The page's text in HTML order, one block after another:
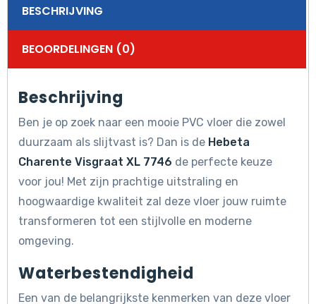
BESCHRIJVING
BEOORDELINGEN (0)
Beschrijving
Ben je op zoek naar een mooie PVC vloer die zowel
duurzaam als slijtvast is? Dan is de Hebeta
Charente Visgraat XL 7746 de perfecte keuze
voor jou! Met zijn prachtige uitstraling en
hoogwaardige kwaliteit zal deze vloer jouw ruimte
transformeren tot een stijlvolle en moderne
omgeving.
Waterbestendigheid
Een van de belangrijkste kenmerken van deze vloer